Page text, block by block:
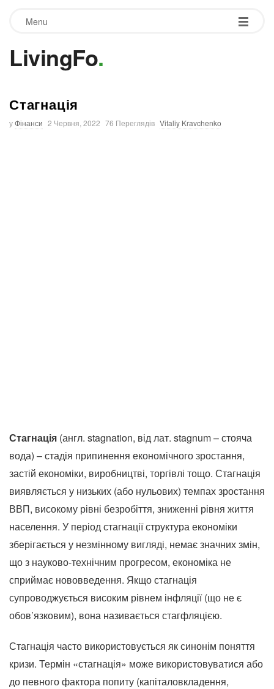
Menu
LivingFo.
Стагнація
уФінанси 2 Червня, 2022 76 Переглядів Vitaliy Kravchenko
Стагнація (англ. stagnation, від лат. stagnum – стояча
вода) – стадія припинення економічного зростання,
застій економіки, виробництві, торгівлі тощо. Стагнація
виявляється у низьких (або нульових) темпах зростання
ВВП, високому рівні безробіття, зниженні рівня життя
населення. У період стагнації структура економіки
зберігається у незмінному вигляді, немає значних змін,
що з науково-технічним прогресом, економіка не
сприймає нововведення. Якщо стагнація
супроводжується високим рівнем інфляції (що не є
обов’язковим), вона називається стагфляцією.
Стагнація часто використовується як синонім поняття
кризи. Термін «стагнація» може використовуватися або
до певного фактора попиту (капіталовкладення,